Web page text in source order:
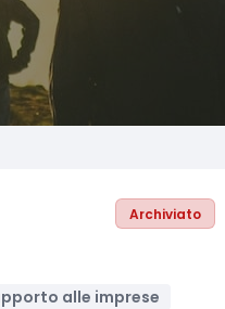
Archiviato
alle imprese